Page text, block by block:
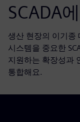
SCADA
생산 현장의 이기종
시스템을 중요한
지원하는 확장성과
통합해요.